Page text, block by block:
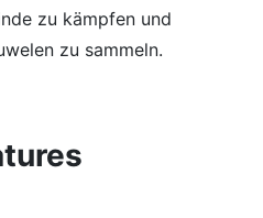
zu kämpfen und
zu sammeln.